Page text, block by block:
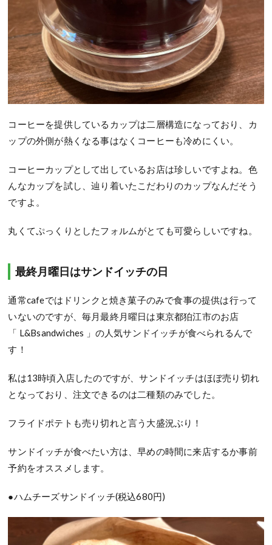
コーヒーを提供しているカップは二層構造になっており、
カ
ップの外側が熱くなる事はなくコーヒーも冷めにくい。
コーヒーカップとして出しているお店は珍しいですよね。色
んなカップを試し、辿り着いたこだわりのカップなんだそう
ですよ。
丸くてぷっくりとしたフォルムがとても可愛らしいですね。
最終月曜日はサンドイッチの日
通常cafeではドリンクと焼き菓子のみで食事の提供は行って
いないのですが、毎月最終月曜日は東京都狛江市のお店
「 L&Bsandwiches 」 の人気サンドイッチが食べられるんで
す！
私は13時頃入店したのですが、サンドイッチはほぼ売り切れ
となっており、注文できるのは二種類のみでした。
フライドポテトも売り切れと言う大盛況ぶり！
サンドイッチが食べたい方は、早めの時間に来店するか事前
予約をオススメします。
●ハムチーズサンドイッチ(税込680円)